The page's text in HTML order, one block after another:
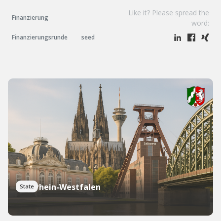
Finanzierung
Finanzierungsrunde seed
Like it? Please spread the
word:
State
Nordrhein-Westfalen